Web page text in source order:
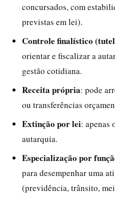
concursados, com
previstas em lei).
Controle finalístico
orientar e fiscalizar a
gestão cotidiana.
Receita própria: pode
ou transferências
Extinção por lei: apenas
autarquia.
Especialização por
para desempenhar uma
(previdência, trânsito,